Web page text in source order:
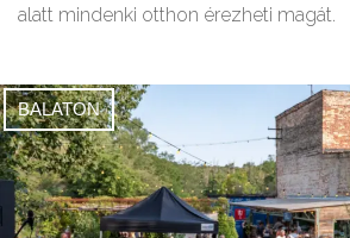
alatt mindenki otthon érezheti magát.
BALATON